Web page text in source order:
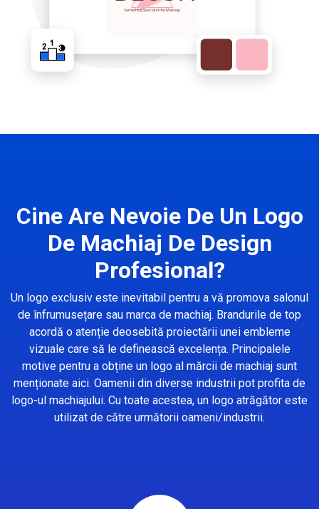
Cine Are Nevoie De Un Logo
De Machiaj De Design
Profesional?
Un logo exclusiv este inevitabil pentru a vă promova salonul
de înfrumusețare sau marca de machiaj. Brandurile de top
acordă o atenție deosebită proiectării unei embleme
vizuale care să le definească excelența. Principalele
motive pentru a obține un logo al mărcii de machiaj sunt
menționate aici. Oamenii din diverse industrii pot profita de
logo-ul machiajului. Cu toate acestea, un logo atrăgător este
utilizat de către următorii oameni/industrii.